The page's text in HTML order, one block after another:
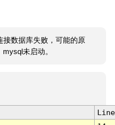
接数据库失败，可能的原
未启动。
Line